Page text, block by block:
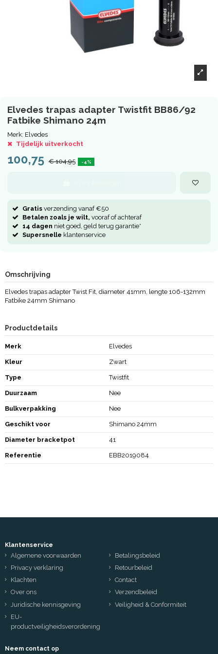
Elvedes trapas adapter Twistfit BB86/92
Fatbike Shimano 24m
Merk: Elvedes
Tijdelijk uitverkocht
100,75 € 104,95 -4%
Gratis verzending vanaf €50
Betalen zoals je wilt, vooraf of achteraf
14 dagen niet goed, geld terug garantie*
Supersnelle klantenservice
Omschrijving
Elvedes trapas adapter Twist Fit, diameter 41mm, lengte 106-132mm
Fatbike 24mm Shimano
Productdetails
Merk Elvedes
Kleur Zwart
Type Twistfit
Duurzaam Nee
Bulkverpakking Nee
Geschikt voor Shimano 24mm
Diameter bracketpot 41
Referentie EBB2019084
Klantenservice
Algemene voorwaarden
Betalingsbeleid
Privacy verklaring
Retourbeleid
Klachten
Contact
Over ons
Verzendbeleid
Juridische kennisgeving
Veiligheid & Conformiteit
EU-
productveiligheidsverordening
Neem contact op